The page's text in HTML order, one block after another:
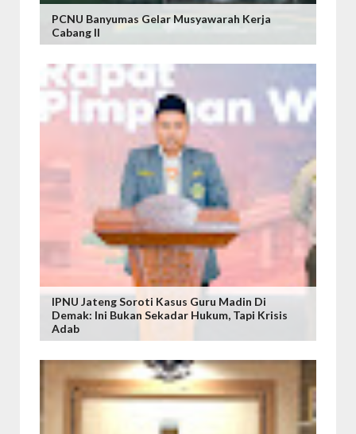
PCNU Banyumas Gelar Musyawarah Kerja
Cabang II
IPNU Jateng Soroti Kasus Guru Madin Di
Demak: Ini Bukan Sekadar Hukum, Tapi Krisis
Adab